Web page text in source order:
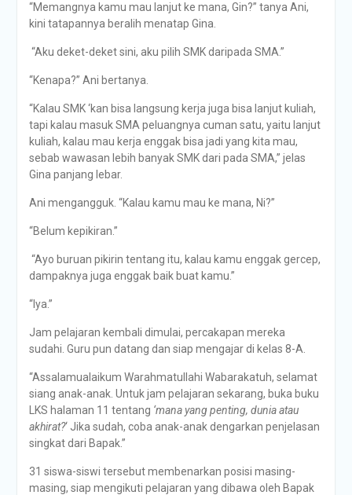
“Memangnya kamu mau lanjut ke mana, Gin?” tanya Ani,
kini tatapannya beralih menatap Gina.
“Aku deket-deket sini, aku pilih SMK daripada SMA.”
“Kenapa?” Ani bertanya.
“Kalau SMK ‘kan bisa langsung kerja juga bisa lanjut kuliah,
tapi kalau masuk SMA peluangnya cuman satu, yaitu lanjut
kuliah, kalau mau kerja enggak bisa jadi yang kita mau,
sebab wawasan lebih banyak SMK dari pada SMA,” jelas
Gina panjang lebar.
Ani mengangguk. “Kalau kamu mau ke mana, Ni?”
“Belum kepikiran.”
“Ayo buruan pikirin tentang itu, kalau kamu enggak gercep,
dampaknya juga enggak baik buat kamu.”
“Iya.”
Jam pelajaran kembali dimulai, percakapan mereka
sudahi. Guru pun datang dan siap mengajar di kelas 8-A.
“Assalamualaikum Warahmatullahi Wabarakatuh, selamat
siang anak-anak. Untuk jam pelajaran sekarang, buka buku
LKS halaman 11 tentang ‘mana yang penting, dunia atau
akhirat?‘ Jika sudah, coba anak-anak dengarkan penjelasan
singkat dari Bapak.”
31 siswa-siswi tersebut membenarkan posisi masing-
masing, siap mengikuti pelajaran yang dibawa oleh Bapak